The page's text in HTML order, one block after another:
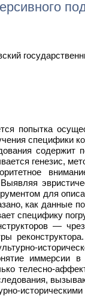
попытка
специфики
содержит
генезис,
для
как данные
специфику
—
иммерсии
телесно-